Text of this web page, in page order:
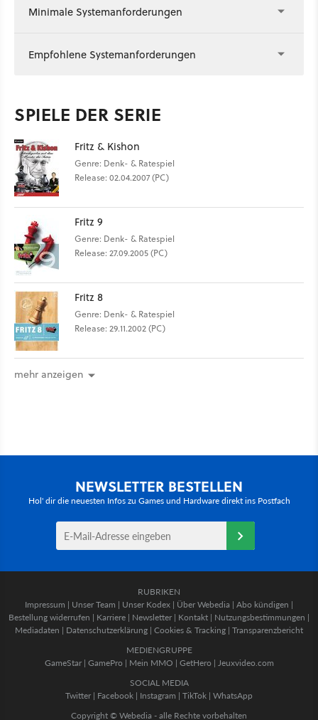
Minimale Systemanforderungen
Empfohlene Systemanforderungen
SPIELE DER SERIE
Fritz & Kishon
Genre: Denk- & Ratespiel
Release: 02.04.2007 (PC)
Fritz 9
Genre: Denk- & Ratespiel
Release: 27.09.2005 (PC)
Fritz 8
Genre: Denk- & Ratespiel
Release: 29.11.2002 (PC)
mehr anzeigen
NEWSLETTER BESTELLEN
Hol' dir die neuesten Infos zu Games und Hardware direkt ins Postfach
RUBRIKEN
Impressum | Unser Team | Unser Kodex | Über Webedia | Abo kündigen |
Bestellung widerrufen | Karriere | Newsletter | Kontakt | Nutzungsbestimmungen |
Mediadaten | Datenschutzerklärung | Cookies & Tracking | Transparenzbericht
MEDIENGRUPPE
GameStar| GamePro | Mein MMO | GetHero | Jeuxvideo.com
SOCIAL MEDIA
Twitter | Facebook | Instagram | TikTok | WhatsApp
Copyright © Webedia - alle Rechte vorbehalten